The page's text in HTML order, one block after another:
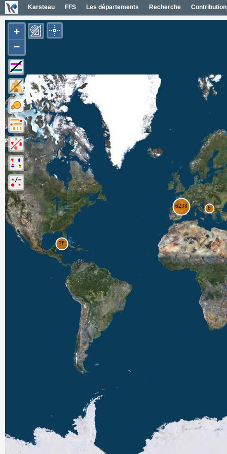
Karsteau FFS Les départements Recherche Contribution
+
−
Carte Géol 1/50000 France
Cartes IGN France
Photos aériennes France
Mapas geol 1/50000 España
Mapas IGN España
Fotos aéreas España
Photos aériennes ESRI
Carte OpenTopoMap